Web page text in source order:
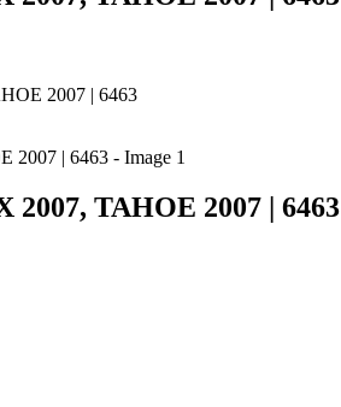
2007 | 6463
TAHOE 2007 | 6463